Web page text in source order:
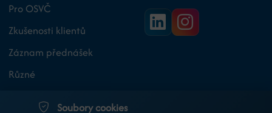
Pro OSVČ
Zkušenosti klientů
Záznam přednášek
Různé
Soubory cookies